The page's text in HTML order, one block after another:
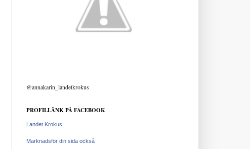
@annakarin_landetkrokus
PROFILLÄNK PÅ FACEBOOK
Landet Krokus
Marknadsför din sida också